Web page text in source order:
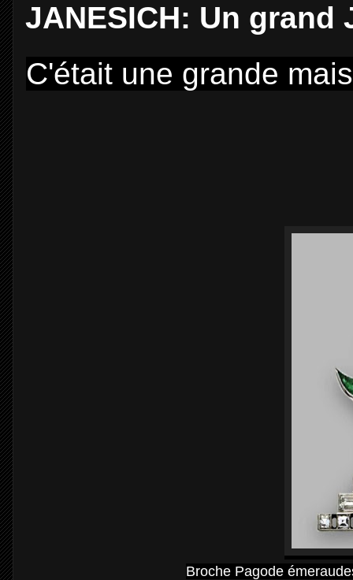
JANESICH: Un
C'était une grande
Broche Pagode